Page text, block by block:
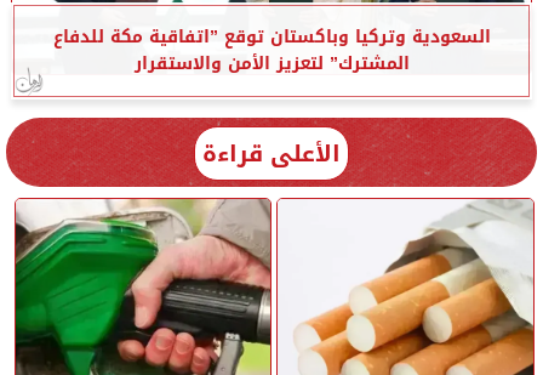
السعودية وتركيا وباكستان توقع ”اتفاقية مكة للدفاع
المشترك” لتعزيز الأمن والاستقرار
الأعلى قراءة